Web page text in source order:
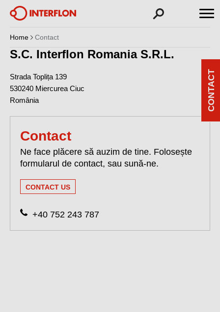
Home Contact
S.C. Interflon Romania S.R.L.
Strada Toplița 139
530240 Miercurea Ciuc
România
Contact
Ne face plăcere să auzim de tine. Folosește
formularul de contact, sau sună-ne.
CONTACT US
+40 752 243 787
CONTACT